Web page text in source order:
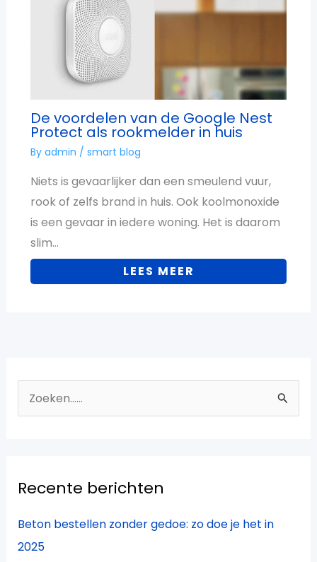
De voordelen van de Google Nest
Protect als rookmelder in huis
By admin / smart blog
Niets is gevaarlijker dan een smeulend vuur,
rook of zelfs brand in huis. Ook koolmonoxide
is een gevaar in iedere woning. Het is daarom
slim…
LEES MEER
n
Recente berichten
Beton bestellen zonder gedoe: zo doe je het in
2025